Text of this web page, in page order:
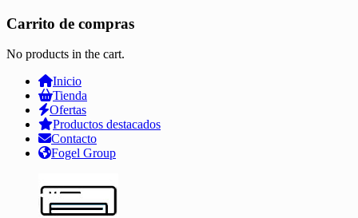
Carrito de compras
No products in the cart.
Inicio
Tienda
Ofertas
Productos destacados
Contacto
Fogel Group